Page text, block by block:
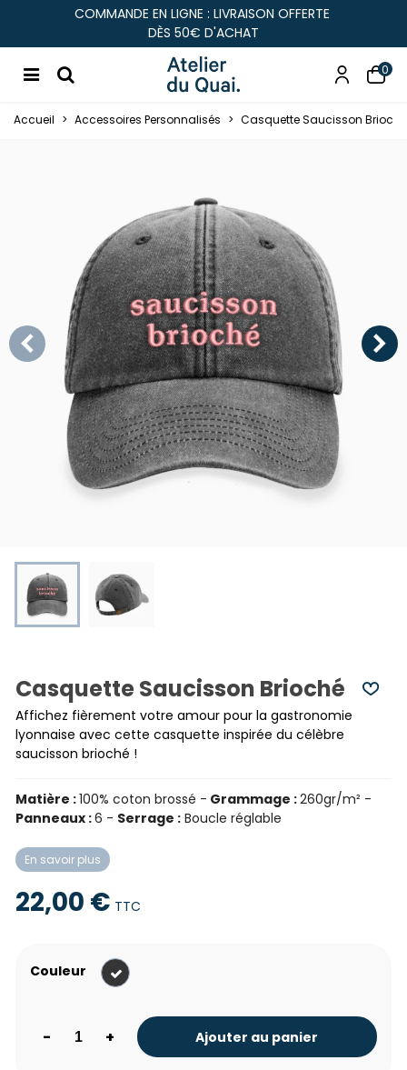
COMMANDE EN LIGNE : LIVRAISON OFFERTE
DÈS 50€ D'ACHAT
0
Accueil > Accessoires Personnalisés > Casquette Saucisson Brioché
Casquette Saucisson Brioché
Affichez fièrement votre amour pour la gastronomie
lyonnaise avec cette casquette inspirée du célèbre
saucisson brioché !
Matière :100% coton brossé - Grammage :260gr/m² -
Panneaux :6 - Serrage : Boucle réglable
En savoir plus
22,00 € TTC
Couleur
Vintage
black
- + Ajouter au panier